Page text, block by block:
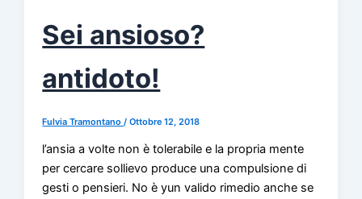
Sei ansioso?
antidoto!
Fulvia Tramontano/Ottobre 12, 2018
l’ansia a volte non è tolerabile e la propria mente
per cercare sollievo produce una compulsione di
gesti o pensieri. No è yun valido rimedio anche se